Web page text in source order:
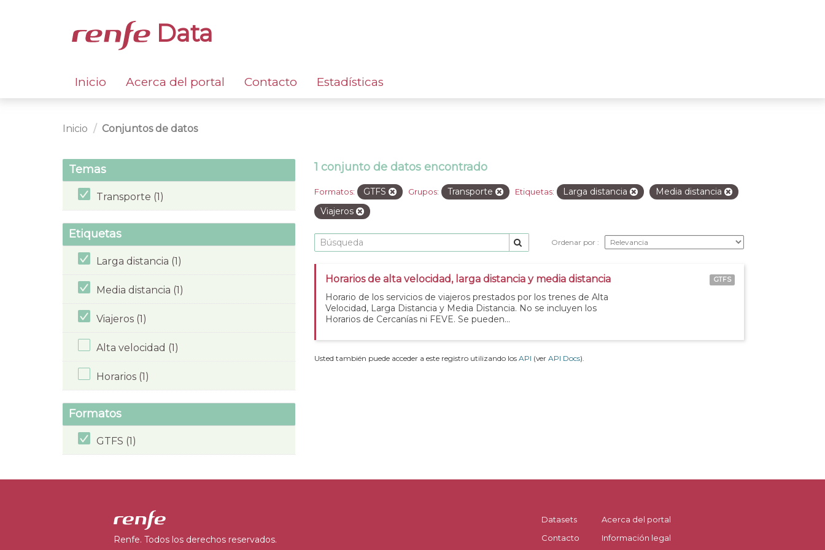
Data
Inicio Acerca del portal Contacto Estadísticas
Inicio Conjuntos de datos
Temas
Transporte (1)
Etiquetas
Larga distancia (1)
Media distancia (1)
Viajeros (1)
Alta velocidad (1)
Horarios (1)
Formatos
GTFS (1)
1 conjunto de datos encontrado
Formatos: GTFS Grupos: Transporte Etiquetas: Larga distancia
Media distancia
Viajeros
Ordenar por
Horarios de alta velocidad, larga distancia y media distancia
Horario de los servicios de viajeros prestados por los trenes de Alta
Velocidad, Larga Distancia y Media Distancia. No se incluyen los
Horarios de Cercanías ni FEVE. Se pueden...
GTFS
Usted también puede acceder a este registro utilizando los API (ver API Docs).
Renfe. Todos los derechos reservados.
Datasets
Contacto
Acerca del portal
Información legal